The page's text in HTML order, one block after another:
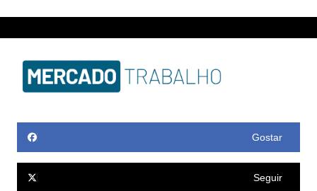
Gostar
Seguir